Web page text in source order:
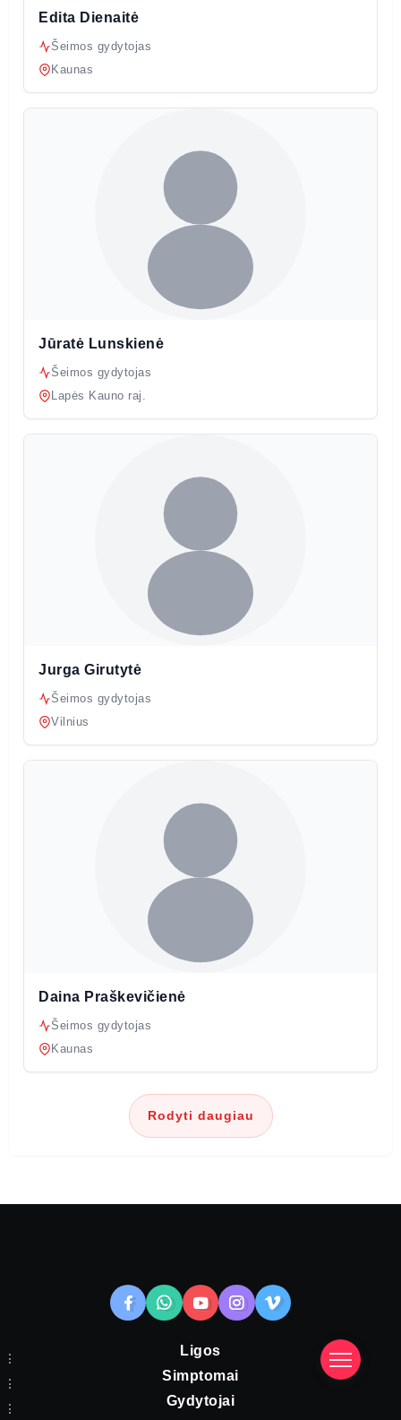
Edita Dienaitė
Šeimos gydytojas
Kaunas
Jūratė Lunskienė
Šeimos gydytojas
Lapės Kauno raj.
Jurga Girutytė
Šeimos gydytojas
Vilnius
Daina Praškevičienė
Šeimos gydytojas
Kaunas
Rodyti daugiau
Ligos
Simptomai
Gydytojai